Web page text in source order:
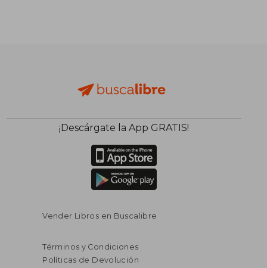
¡Descárgate la App GRATIS!
Vender Libros en Buscalibre
Términos y Condiciones
Políticas de Devolución